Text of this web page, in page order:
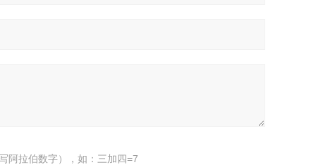
阿拉伯数字），如：三加四=7